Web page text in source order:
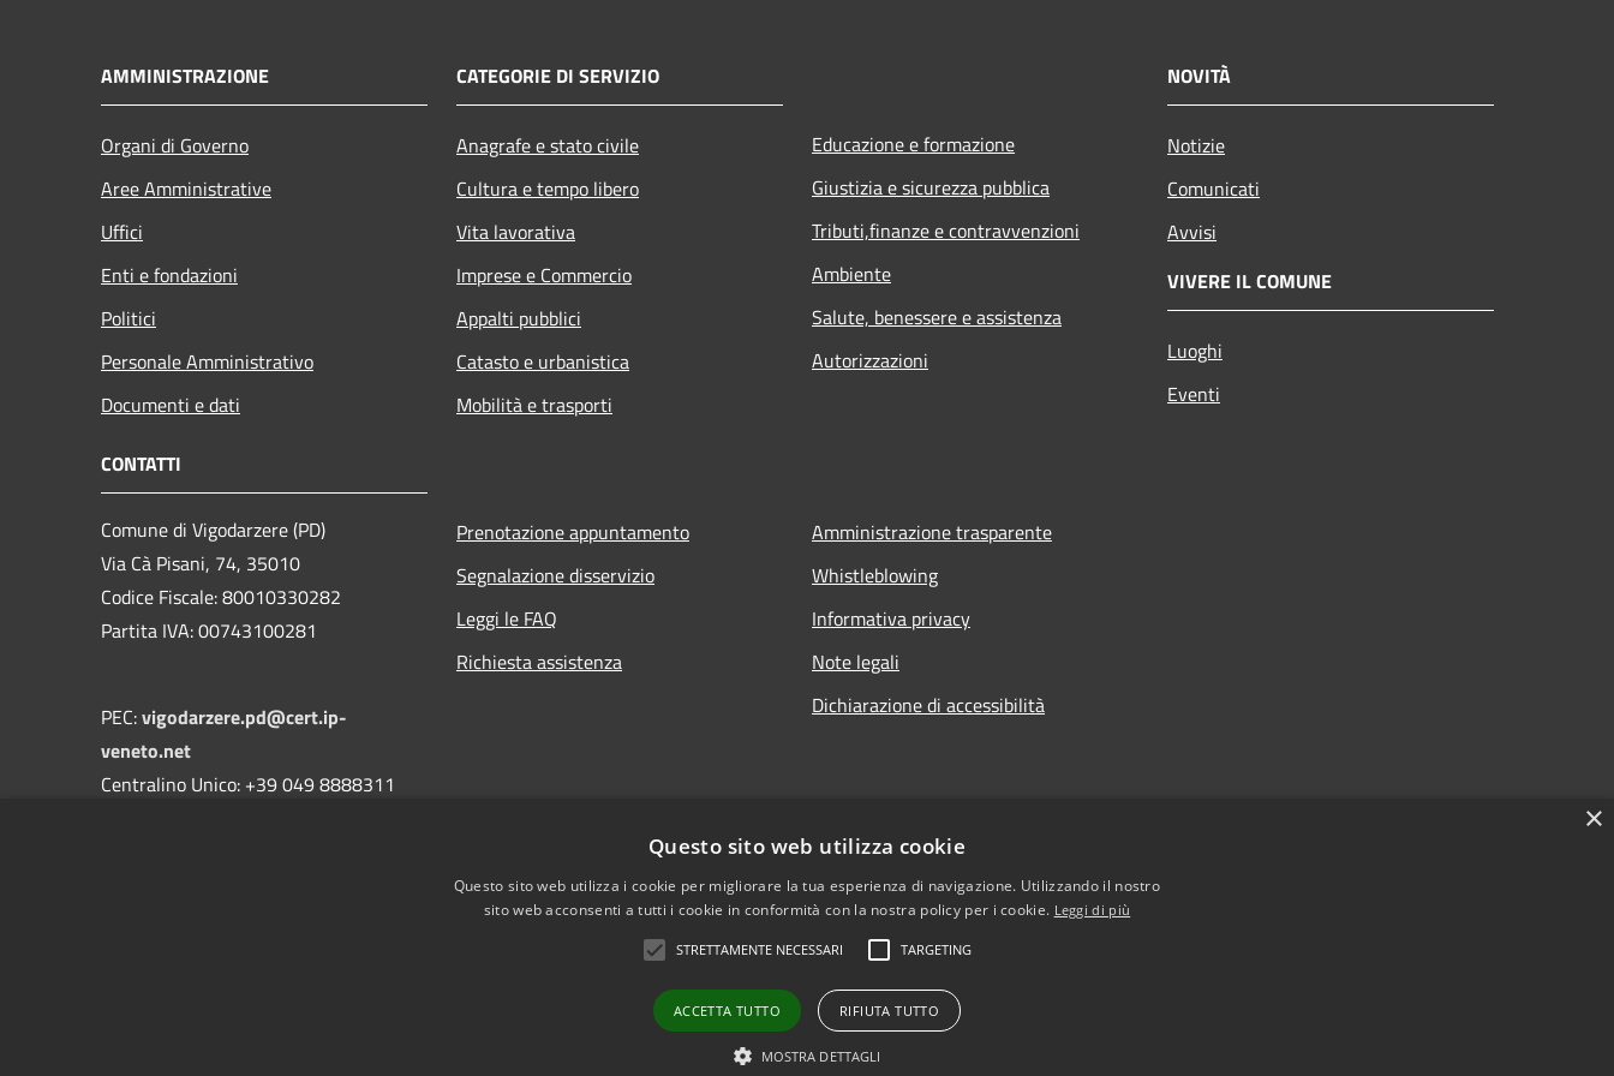
AMMINISTRAZIONE
Organi di Governo
Aree Amministrative
Uffici
Enti e fondazioni
Politici
Personale Amministrativo
Documenti e dati
CATEGORIE DI SERVIZIO
Anagrafe e stato civile
Cultura e tempo libero
Vita lavorativa
Imprese e Commercio
Appalti pubblici
Catasto e urbanistica
Mobilità e trasporti
Educazione e formazione
Giustizia e sicurezza pubblica
Tributi,finanze e contravvenzioni
Ambiente
Salute, benessere e assistenza
Autorizzazioni
NOVITÀ
Notizie
Comunicati
Avvisi
VIVERE IL COMUNE
Luoghi
Eventi
CONTATTI
Comune di Vigodarzere (PD)
Via Cà Pisani, 74, 35010
Codice Fiscale: 80010330282
Partita IVA: 00743100281
PEC:vigodarzere.pd@cert.ip-
veneto.net
Centralino Unico: +39 049 8888311
Prenotazione appuntamento
Segnalazione disservizio
Leggi le FAQ
Richiesta assistenza
Amministrazione trasparente
Whistleblowing
Informativa privacy
Note legali
Dichiarazione di accessibilità
Copyright © 2026 • Comune di Vigodarzere • Powered by
×
Questo sito web utilizza cookie
Questo sito web utilizza i cookie per migliorare la tua esperienza di navigazione. Utilizzando il nostro
sito web acconsenti a tutti i cookie in conformità con la nostra policy per i cookie. Leggi di più
STRETTAMENTE NECESSARI TARGETING
ACCETTA TUTTO RIFIUTA TUTTO
MOSTRA DETTAGLI